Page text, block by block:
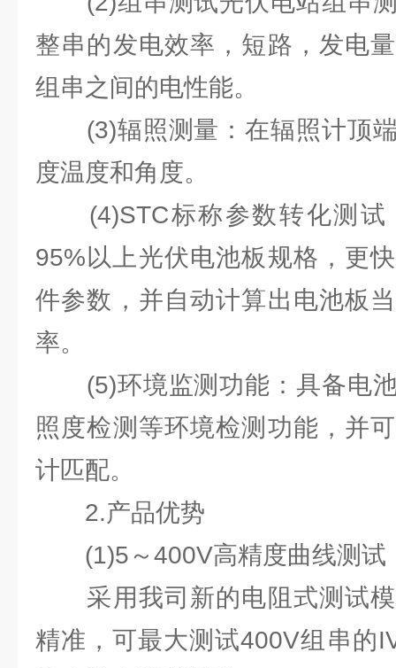
整串的发电效率，短路，发电
组串之间的电性能。
(3)辐照测量：在辐照计顶端
度温度和角度。
(4)STC标称参数转化测试
95%以上光伏电池板规格，更
件参数，并⾃动计算出电池板
率。
(5)环境监测功能：具备电池
照度检测等环境检测功能，并
计匹配。
2.产品优势
(1)5～400V⾼精度曲线测试
采⽤我司新的电阻式测试模
精准，可最⼤测试400V组串的